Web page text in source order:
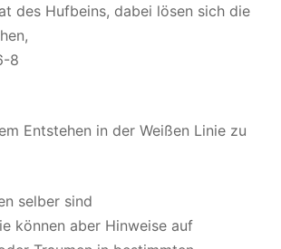
des Hufbeins, dabei lösen sich die
8
Entstehen in der Weißen Linie zu
selber sind
können aber Hinweise auf